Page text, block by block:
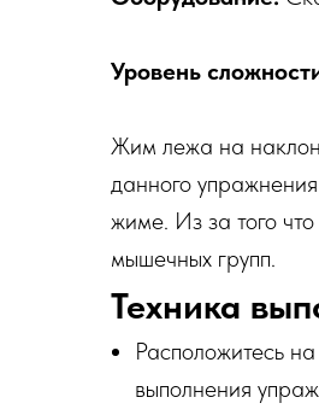
Уровень
Жим лежа на
данного
жиме. Из за того
мышечных групп.
Техника
Расположитесь
выполнения